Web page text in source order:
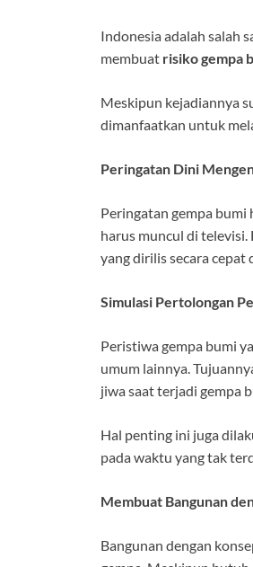
Indonesia adalah salah
membuat risiko gempa
Meskipun kejadiannya
dimanfaatkan untuk
Peringatan Dini
Peringatan gempa bumi
harus muncul di
yang dirilis secara
Simulasi Pertolongan
Peristiwa gempa bumi
umum lainnya.
jiwa saat terjadi gempa
Hal penting ini juga
pada waktu yang tak
Membuat Bangunan
Bangunan dengan